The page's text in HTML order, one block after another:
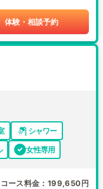
体験・相談予約
シャワー
女性専用
ース料金 199,650円